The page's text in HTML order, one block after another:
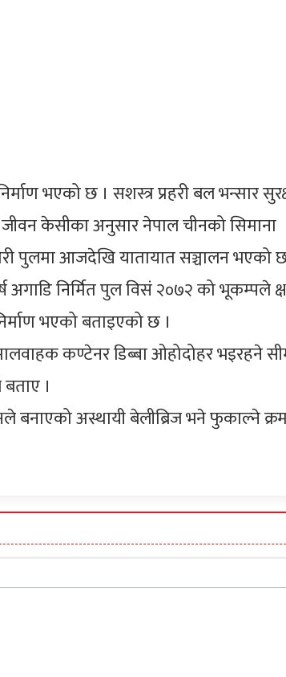
भएको छ । सशस्त्र प्रहरी बल भन्सार
जीवन केसीका अनुसार नेपाल चीनको सिमाना
पुलमा आजदेखि यातायात सञ्चालन भएको
अगाडि निर्मित पुल विसं २०७२ को भूकम्पले
भएको बताइएको छ ।
कण्टेनर डिब्बा ओहोदोहर भइरहने
।
बनाएको अस्थायी बेलीब्रिज भने फुकाल्ने